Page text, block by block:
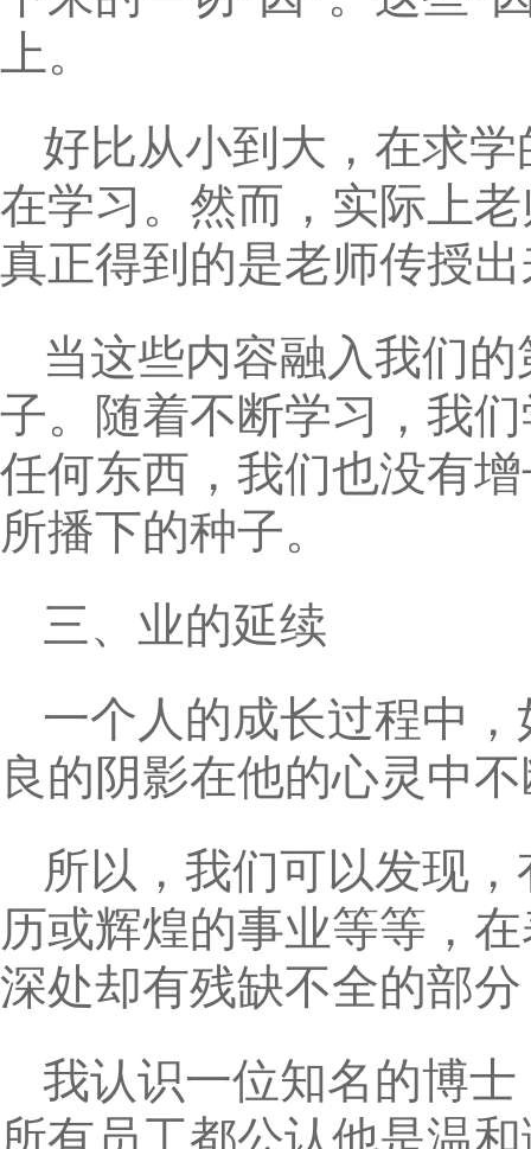
上。
好比从小到大，在求
在学习。然而，实际上
真正得到的是老师传授
当这些内容融入我们
子。随着不断学习，我
任何东西，我们也没有
所播下的种子。
三、业的延续
一个人的成长过程中
良的阴影在他的心灵中
所以，我们可以发现
历或辉煌的事业等等，
深处却有残缺不全的部
我认识一位知名的博